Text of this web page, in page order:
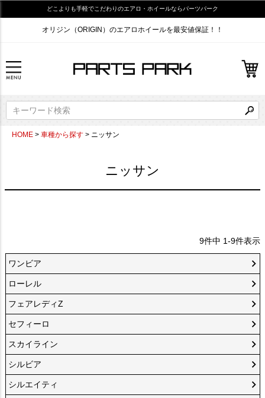
どこよりも手軽でこだわりのエアロ・ホイールならパーツパーク
オリジン（ORIGIN）のエアロホイールを最安値保証！！
HOME 車種から探す ニッサン
ニッサン
9件中 1-9件表示
ワンビア
ローレル
フェアレディZ
セフィーロ
スカイライン
シルビア
シルエイティ